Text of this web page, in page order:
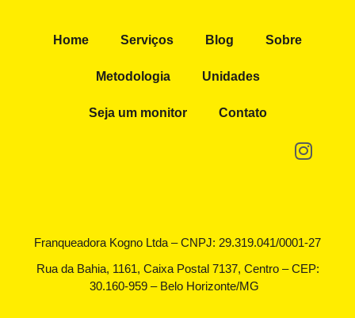
Home Serviços Blog Sobre
Metodologia Unidades
Seja um monitor Contato
Franqueadora Kogno Ltda – CNPJ: 29.319.041/0001-27
Rua da Bahia, 1161, Caixa Postal 7137, Centro – CEP:
30.160-959 – Belo Horizonte/MG